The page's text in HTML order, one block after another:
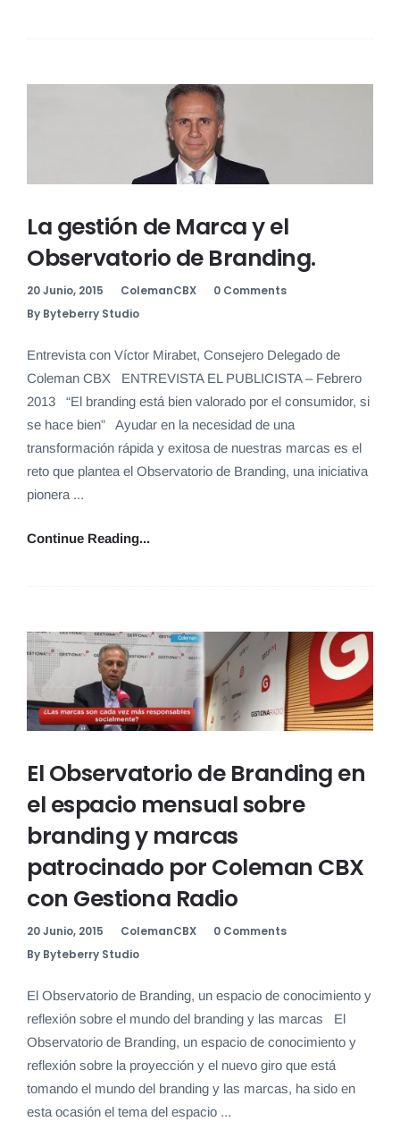
La gestión de Marca y el
Observatorio de Branding.
20 Junio, 2015 ColemanCBX
0 Comments
By Byteberry Studio
Entrevista con Víctor Mirabet, Consejero Delegado de
Coleman CBX ENTREVISTA EL PUBLICISTA – Febrero
2013 “El branding está bien valorado por el consumidor, si
se hace bien” Ayudar en la necesidad de una
transformación rápida y exitosa de nuestras marcas es el
reto que plantea el Observatorio de Branding, una iniciativa
pionera ...
Continue Reading...
El Observatorio de Branding en
el espacio mensual sobre
branding y marcas
patrocinado por Coleman CBX
con Gestiona Radio
20 Junio, 2015 ColemanCBX
0 Comments
By Byteberry Studio
El Observatorio de Branding, un espacio de conocimiento y
reflexión sobre el mundo del branding y las marcas El
Observatorio de Branding, un espacio de conocimiento y
reflexión sobre la proyección y el nuevo giro que está
tomando el mundo del branding y las marcas, ha sido en
esta ocasión el tema del espacio ...